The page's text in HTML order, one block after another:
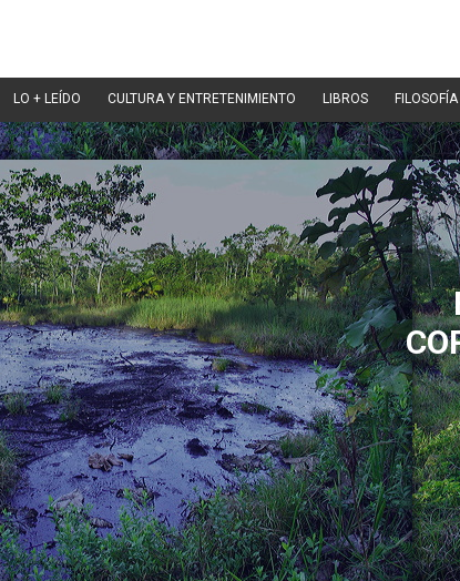
LO + LEÍDO CULTURA Y ENTRETENIMIENTO LIBROS FILOSOFÍA